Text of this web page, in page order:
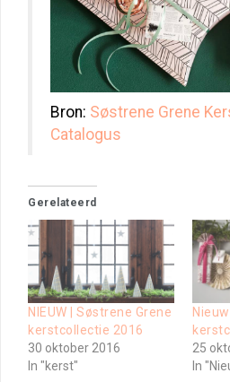
Bron: Søstrene Grene
Catalogus
Gerelateerd
NIEUW | Søstrene Grene
kerstcollectie 2016
30 oktober 2016
In "kerst"
25
In